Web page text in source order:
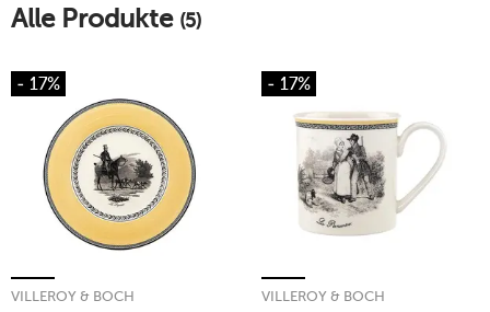
Alle Produkte (5)
- 17%
VILLEROY & BOCH
- 17%
VILLEROY & BOCH